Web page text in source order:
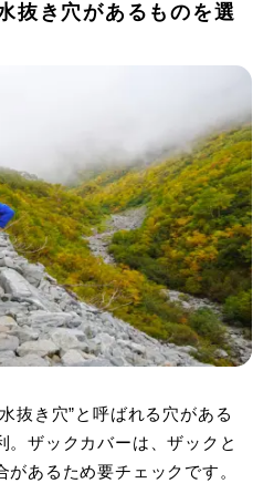
抜き穴があるものを選
抜き穴”と呼ばれる穴がある
。ザックカバーは、ザックと
あるため要チェックです。